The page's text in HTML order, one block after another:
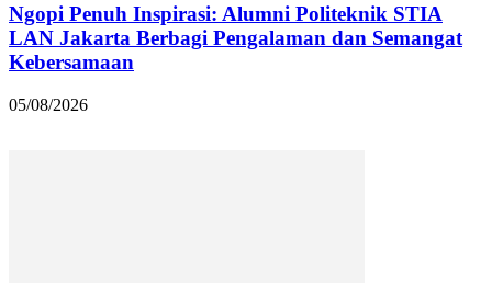
Ngopi Penuh Inspirasi: Alumni Politeknik STIA
LAN Jakarta Berbagi Pengalaman dan Semangat
Kebersamaan
05/08/2026